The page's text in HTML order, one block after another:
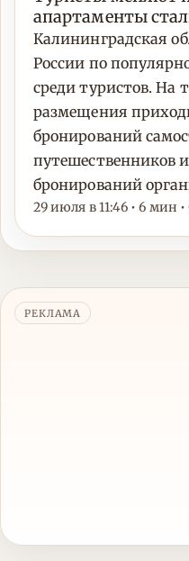
апартаменты
Калининградская
России по
среди туристов. На
размещения
бронирований
путешественников
бронирований
29 июля в 11:46 • 6 мин
РЕКЛАМА